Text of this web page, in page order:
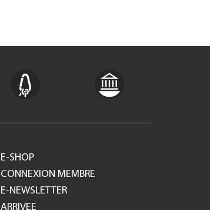
E-SHOP
CONNEXION MEMBRE
E-NEWSLETTER
ARRIVEE